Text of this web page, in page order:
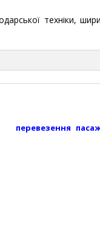
техніки,
перевезення